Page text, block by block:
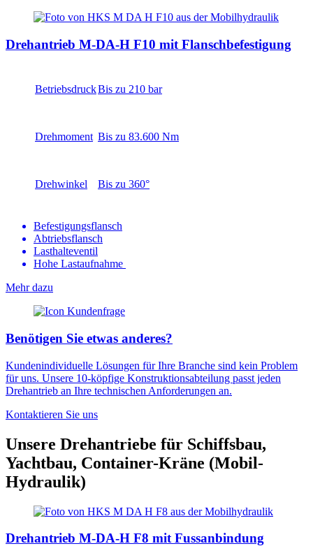
Drehantrieb M-DA-H F10 mit Flanschbefestigung
BetriebsdruckBis zu 210 bar
Drehmoment Bis zu 83.600 Nm
Drehwinkel Bis zu 360°
Befestigungsflansch
Abtriebsflansch
Lasthalteventil
Hohe Lastaufnahme
Mehr dazu
Benötigen Sie etwas anderes?
Kundenindividuelle Lösungen für Ihre Branche sind kein Problem
für uns. Unsere 10-köpfige Konstruktionsabteilung passt jeden
Drehantrieb an Ihre technischen Anforderungen an.
Kontaktieren Sie uns
Unsere Drehantriebe für Schiffsbau,
Yachtbau, Container-Kräne (Mobil-
Hydraulik)
Drehantrieb M-DA-H F8 mit Fussanbindung